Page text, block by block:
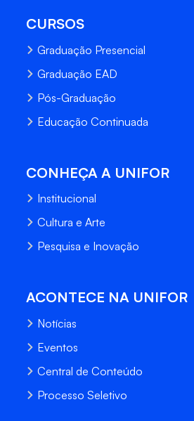
CURSOS
Graduação Presencial
Graduação EAD
Pós-Graduação
Educação Continuada
CONHEÇA A UNIFOR
Institucional
Cultura e Arte
Pesquisa e Inovação
ACONTECE NA UNIFOR
Notícias
Eventos
Central de Conteúdo
Processo Seletivo